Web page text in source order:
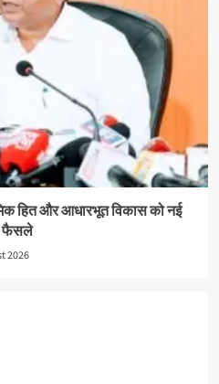
हित और आधारभूत विकास को नई
फैसले
2026